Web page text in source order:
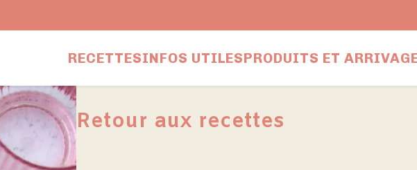
RECETTESINFOS UTILESPRODUITS ET
Retour aux recettes